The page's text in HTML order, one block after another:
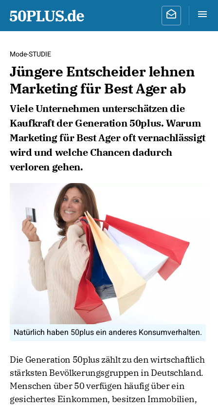
Mode-STUDIE
Jüngere Entscheider lehnen
Marketing für Best Ager ab
Viele Unternehmen unterschätzen die
Kaufkraft der Generation 50plus. Warum
Marketing für Best Ager oft vernachlässigt
wird und welche Chancen dadurch
verloren gehen.
Natürlich haben 50plus ein anderes Konsumverhalten.
Die Generation 50plus zählt zu den wirtschaftlich
stärksten Bevölkerungsgruppen in Deutschland.
Menschen über 50 verfügen häufig über ein
gesichertes Einkommen, besitzen Immobilien,